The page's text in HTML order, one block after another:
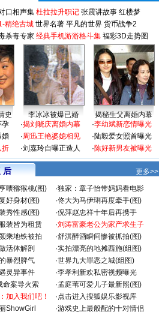
口相声集 杜拉拉升职记 张震讲故事 红楼梦
精绝古城 世界名著 平凡的世界 货币战争2
杀毒专家 经典手机游游格斗集 福彩3D走势图
史 李冰冰被爆已婚
揭秘生父离婚内幕
孕
婚
折
·揭刘晓庆离婚内幕
·周迅王艳婆媳相见
·刘嘉玲自曝正造人
·李幼斌新恋情曝光
·陆毅爱女照首曝光
·陈好新男友被曝光
后
更多>>
喂猕猴桃(图) ·独家：章子怡带妈妈看电影
好身材(图) ·佟大为马伊琍再度牵手(图)
秀性感(图) ·倪萍赵忠祥十年后再携手
装皆为租赁 ·刘涛富豪老公为家产求生子
乘地铁被拍 ·舒淇醉酒瞬间惨被抓拍(图)
活体解剖 ·实拍漂亮的地摊西施(组图)
暴烈脾气 ·世界九大罪恶之城(组图)
灵异事件 ·李孝利新欢私密视频曝光
命案导火索 ·孟庭苇可爱儿子最新照(图)
加入我们吧！ ·点击进入搜狐娱乐影视库
ShowGirl ·游戏史上最般配的十对情侣